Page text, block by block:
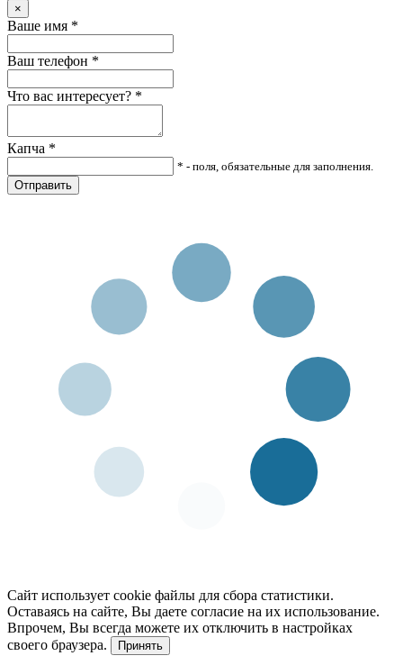
×
Ваше имя *
Ваш телефон *
Что вас интересует? *
Капча *
* - поля, обязательные для заполнения.
Отправить
Сайт использует cookie файлы для сбора статистики.
Оставаясь на сайте, Вы даете согласие на их использование.
Впрочем, Вы всегда можете их отключить в настройках
своего браузера.
Принять